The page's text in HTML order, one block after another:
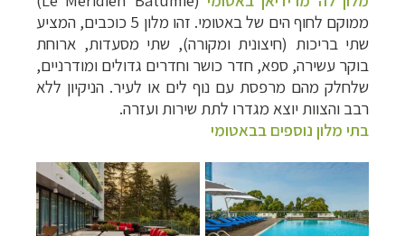
ממוקם לחוף הים של באטומי. זהו מלון 5 כוכבים, המציע
שתי בריכות (חיצונית ומקורה), שתי מסעדות, ארוחת
בוקר עשירה, ספא, חדר כושר וחדרים גדולים ומודרניים,
שלחלק מהם מרפסת עם נוף לים או לעיר. הניקיון ללא
רבב והצוות יוצא מגדרו לתת שירות ועזרה.
בתי מלון נוספים בבאטומי